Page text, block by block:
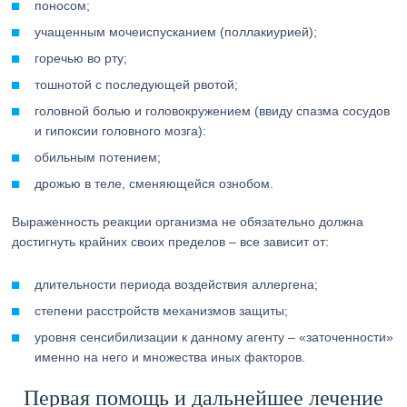
поносом;
учащенным мочеиспусканием (поллакиурией);
горечью во рту;
тошнотой с последующей рвотой;
головной болью и головокружением (ввиду спазма сосудов
и гипоксии головного мозга):
обильным потением;
дрожью в теле, сменяющейся ознобом.
Выраженность реакции организма не обязательно должна
достигнуть крайних своих пределов – все зависит от:
длительности периода воздействия аллергена;
степени расстройств механизмов защиты;
уровня сенсибилизации к данному агенту – «заточенности»
именно на него и множества иных факторов.
Первая помощь и дальнейшее лечение